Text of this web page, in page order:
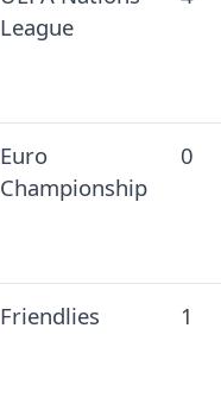
League
Euro
Championship
0
Friendlies 1